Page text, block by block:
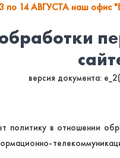
по 14 АВГУСТА наш офис
версия документа:
в отношении